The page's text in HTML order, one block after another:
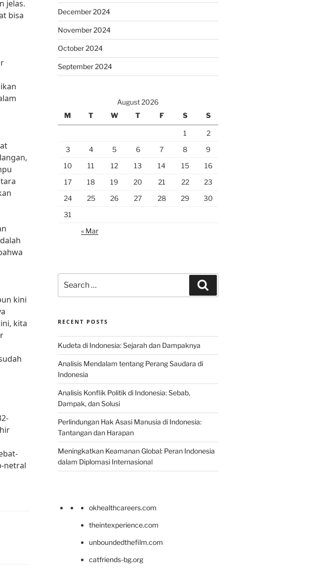
jelas.
bisa
kini
kita
netral
December 2024
November 2024
October 2024
September 2024
August 2026
M
T W T F S S
1
2
3
4 5 6 7 8
9
10
11 12 13 14 15
16
17
18 19 20 21 22
23
24
25 26 27 28 29
30
31
« Mar
for:
RECENT POSTS
Kudeta di Indonesia: Sejarah dan Dampaknya
Analisis Mendalam tentang Perang Saudara di
Indonesia
Analisis Konflik Politik di Indonesia: Sebab,
Dampak, dan Solusi
Perlindungan Hak Asasi Manusia di Indonesia:
Tantangan dan Harapan
Meningkatkan Keamanan Global: Peran Indonesia
dalam Diplomasi Internasional
okhealthcareers.com
theintexperience.com
unboundedthefilm.com
catfriends-bg.org